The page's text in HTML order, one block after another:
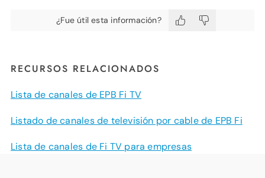
¿Fue útil esta información?
RECURSOS RELACIONADOS
Lista de canales de EPB Fi TV
Listado de canales de televisión por cable de EPB Fi
Lista de canales de Fi TV para empresas